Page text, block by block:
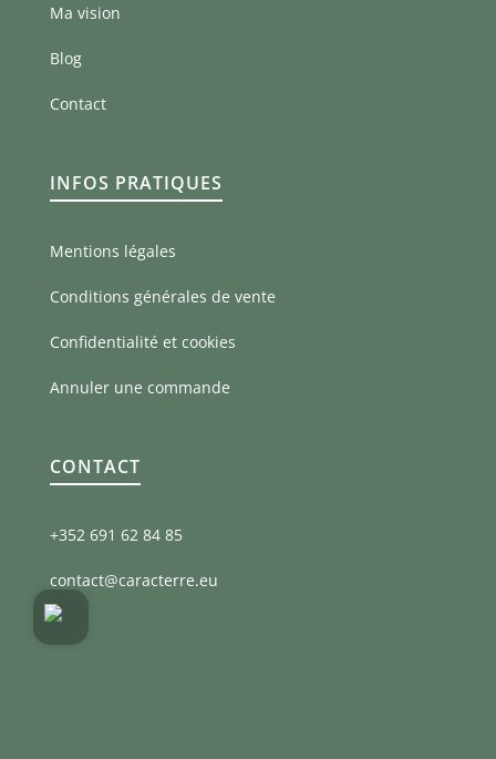
Ma vision
Blog
Contact
INFOS PRATIQUES
Mentions légales
Conditions générales de vente
Confidentialité et cookies
Annuler une commande
CONTACT
+352 691 62 84 85
contact@caracterre.eu